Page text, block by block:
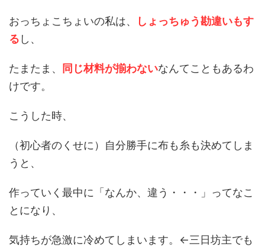
おっちょこちょいの私は、
しょっちゅう勘違いもす
る し、
たまたま、 同じ材料が揃わないなんてこともあるわ
けです。
こうした時、
（初心者のくせに）自分勝手に布も糸も決めてしま
うと、
作っていく最中に「なんか、違う・・・」ってなこ
とになり、
気持ちが急激に冷めてしまいます。←三日坊主でも